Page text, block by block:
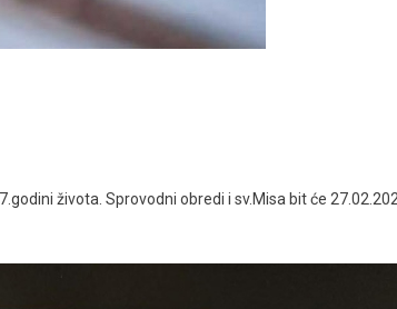
života. Sprovodni obredi i sv.Misa bit će